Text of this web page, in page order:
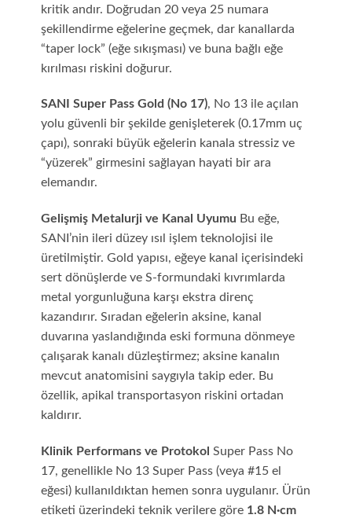
kritik andır. Doğrudan 20 veya 25 numara
şekillendirme eğelerine geçmek, dar kanallarda
“taper lock” (eğe sıkışması) ve buna bağlı eğe
kırılması riskini doğurur.
SANI Super Pass Gold (No 17), No 13 ile açılan
yolu güvenli bir şekilde genişleterek (0.17mm uç
çapı), sonraki büyük eğelerin kanala stressiz ve
“yüzerek” girmesini sağlayan hayati bir ara
elemandır.
Gelişmiş Metalurji ve Kanal Uyumu Bu eğe,
SANI’nin ileri düzey ısıl işlem teknolojisi ile
üretilmiştir. Gold yapısı, eğeye kanal içerisindeki
sert dönüşlerde ve S-formundaki kıvrımlarda
metal yorgunluğuna karşı ekstra direnç
kazandırır. Sıradan eğelerin aksine, kanal
duvarına yaslandığında eski formuna dönmeye
çalışarak kanalı düzleştirmez; aksine kanalın
mevcut anatomisini saygıyla takip eder. Bu
özellik, apikal transportasyon riskini ortadan
kaldırır.
Klinik Performans ve Protokol Super Pass No
17, genellikle No 13 Super Pass (veya #15 el
eğesi) kullanıldıktan hemen sonra uygulanır. Ürün
etiketi üzerindeki teknik verilere göre 1.8 N·cm